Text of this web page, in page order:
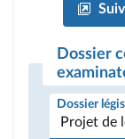
Dossier
Dossier